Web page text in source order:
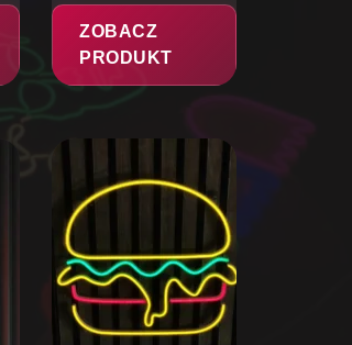
ZOBACZ
PRODUKT
ma
wiele
wariantów.
Opcje
można
wybrać